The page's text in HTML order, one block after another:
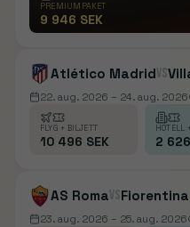
PREMIUMPAKET
9 946 SEK
Atlético Madridvs
22. aug. 2026 – 24. aug. 2026
FLYG + BILJETT
10 496 SEK
HOTELL
2
AS RomavsFiorentina
23. aug. 2026 – 25. aug. 2026